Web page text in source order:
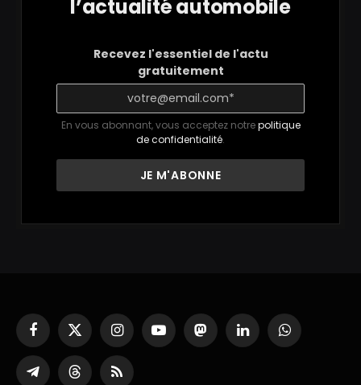
l’actualité automobile
Recevez l'essentiel de l'actu
gratuitement
En vous abonnant, vous acceptez notrepolitique
de confidentialité.
Facebook
X
(Twitter)
InstagramYouTubeMastodonLinkedInWhatsApp
PartagerThreadsRSS